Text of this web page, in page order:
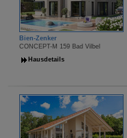
Bien-Zenker
CONCEPT-M 159 Bad Vilbel
Hausdetails